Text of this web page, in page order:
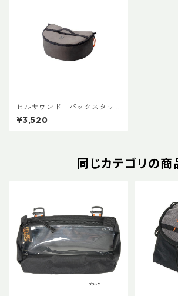
ヒルサウンド パックスタッ
ク60L+ ショート グレー
¥3,520
同じカテゴリの商